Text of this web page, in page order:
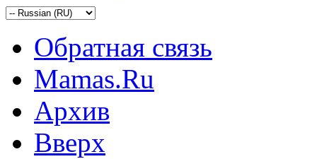
Обратная связь
Mamas.Ru
Архив
Вверх